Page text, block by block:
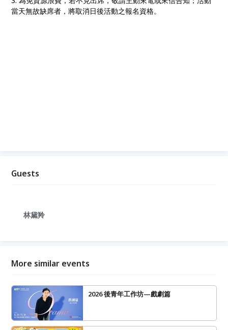
當天無故缺席者，將取消日後活動之報名資格。
Guests
林黛羚
More similar events
2026 後青年工作坊—戲劇篇